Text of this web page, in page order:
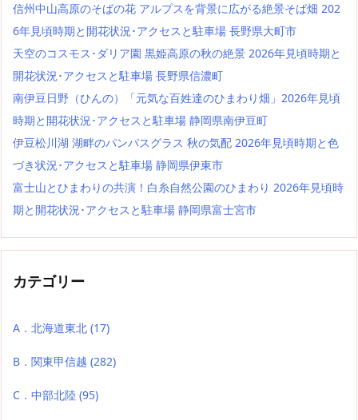
信州中山高原のそばの花 アルプスを背景に広がる絶景そば畑 202
6年見頃時期と開花状況･アクセスと駐車場 長野県大町市
天空のコスモス･ダリア園 黒姫高原の秋の絶景 2026年見頃時期と
開花状況･アクセスと駐車場 長野県信濃町
南伊豆日野（ひんの）「元気な百姓達のひまわり畑」2026年見頃
時期と開花状況･アクセスと駐車場 静岡県南伊豆町
伊豆松川湖 湖畔のパンパスグラス 秋の気配 2026年見頃時期と色
づき状況･アクセスと駐車場 静岡県伊東市
富士山とひまわりの共演！白糸自然公園のひまわり 2026年見頃時
期と開花状況･アクセスと駐車場 静岡県富士宮市
カテゴリー
A．北海道東北 (17)
B．関東甲信越 (282)
C．中部北陸 (95)